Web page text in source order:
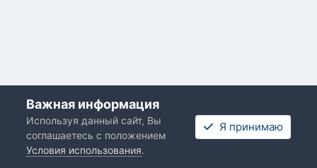
Важная информация
Используя данный сайт, Вы
соглашаетесь с положением
Условия использования.
Я принимаю